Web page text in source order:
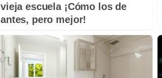
vieja escuela ¡Cómo los de
antes, pero mejor!